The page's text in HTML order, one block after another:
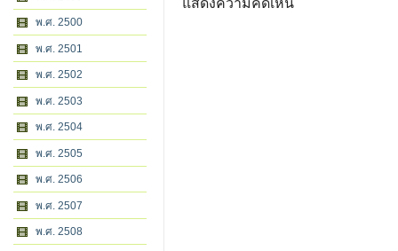
พ.ศ. 2500
พ.ศ. 2501
พ.ศ. 2502
พ.ศ. 2503
พ.ศ. 2504
พ.ศ. 2505
พ.ศ. 2506
พ.ศ. 2507
พ.ศ. 2508